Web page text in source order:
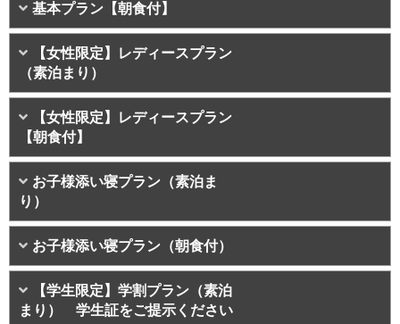
基本プラン【朝食付】
【女性限定】レディースプラン
（素泊まり）
【女性限定】レディースプラン
【朝食付】
お子様添い寝プラン（素泊ま
り）
お子様添い寝プラン（朝食付）
【学生限定】学割プラン（素泊
まり） 学生証をご提示ください